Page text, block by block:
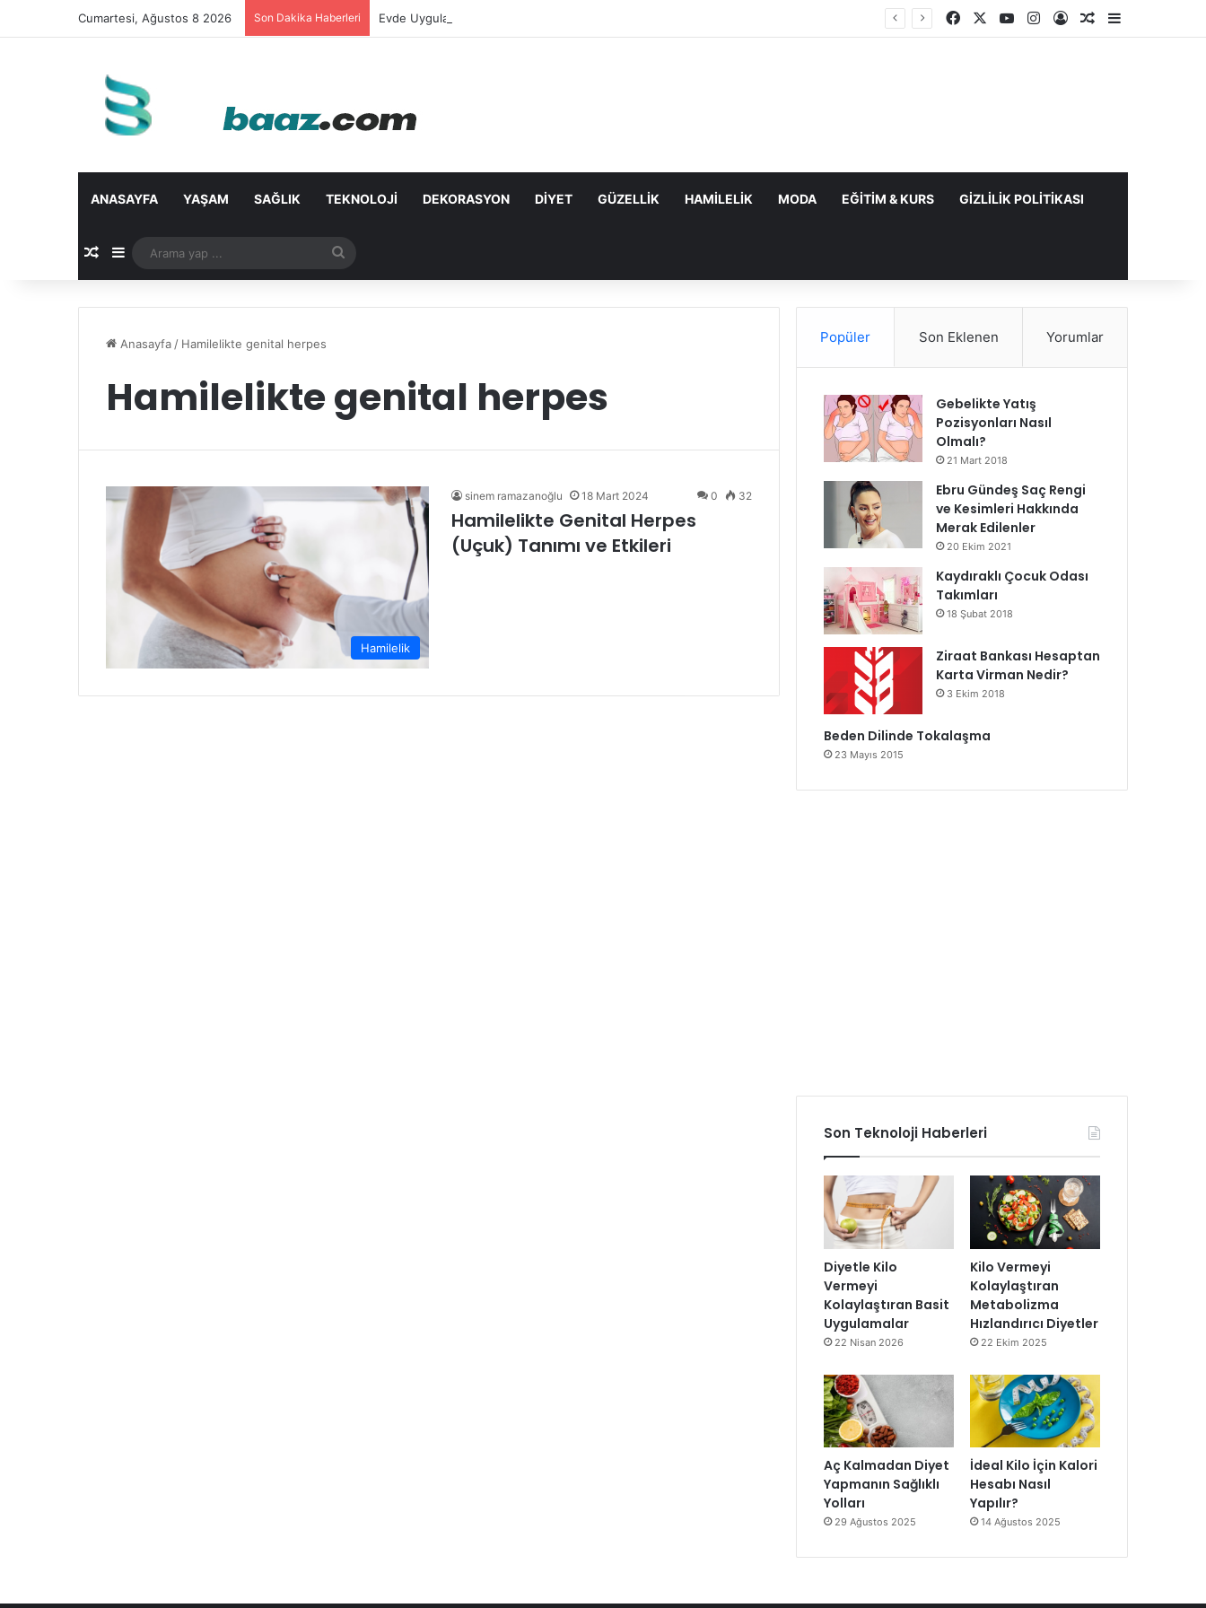
Cumartesi, Ağustos 8 2026 Son Dakika Haberleri Evde Uygulanabilecek Leke Karşıtı Maskeler FacebookYouTubeInstagram
Kayıt OlRastgele Makale
Kenar
ANASAYFA YAŞAM SAĞLIK TEKNOLOJI DEKORASYON DIYET GÜZELLIK HAMILELIK MODA EĞITIM & KURS GIZLILIK POLITIKASI
Rastgele Makale
Kenar Bölmesi
yap
Anasayfa / Hamilelikte genital herpes
Hamilelikte genital herpes
Hamilelik
sinem ramazanoğlu 18 Mart 2024 0 32
Hamilelikte Genital Herpes
(Uçuk) Tanımı ve Etkileri
Popüler Son Eklenen Yorumlar
Gebelikte Yatış
Pozisyonları Nasıl
Olmalı?
21 Mart 2018
Ebru Gündeş Saç Rengi
ve Kesimleri Hakkında
Merak Edilenler
20 Ekim 2021
Kaydıraklı Çocuk Odası
Takımları
18 Şubat 2018
Ziraat Bankası Hesaptan
Karta Virman Nedir?
3 Ekim 2018
Beden Dilinde Tokalaşma
23 Mayıs 2015
Son Teknoloji Haberleri
Diyetle Kilo
Vermeyi
Kolaylaştıran Basit
Uygulamalar
22 Nisan 2026
Kilo Vermeyi
Kolaylaştıran
Metabolizma
Hızlandırıcı Diyetler
22 Ekim 2025
Aç Kalmadan Diyet
Yapmanın Sağlıklı
Yolları
29 Ağustos 2025
İdeal Kilo İçin Kalori
Hesabı Nasıl
Yapılır?
14 Ağustos 2025